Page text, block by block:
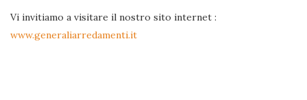
Vi invitiamo a visitare il nostro sito internet :
www.generaliarredamenti.it